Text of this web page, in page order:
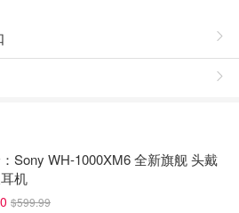
Sony WH-1000XM6 全新旗舰 头戴
机
$599.99